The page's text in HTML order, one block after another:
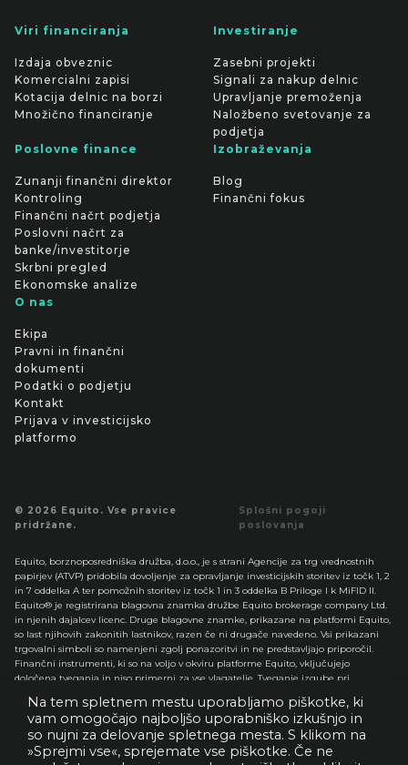
Viri financiranja
Izdaja obveznic
Komercialni zapisi
Kotacija delnic na borzi
Množično financiranje
Investiranje
Zasebni projekti
Signali za nakup delnic
Upravljanje premoženja
Naložbeno svetovanje za
podjetja
Poslovne finance
Zunanji finančni direktor
Kontroling
Finančni načrt podjetja
Poslovni načrt za
banke/investitorje
Skrbni pregled
Ekonomske analize
Izobraževanja
Blog
Finančni fokus
O nas
Ekipa
Pravni in finančni
dokumenti
Podatki o podjetju
Kontakt
Prijava v investicijsko
platformo
© 2026 Equito. Vse pravice
pridržane.
Splošni pogoji
poslovanja
Equito, borznoposredniška družba, d.o.o., je s strani Agencije za trg vrednostnih
papirjev (ATVP) pridobila dovoljenje za opravljanje investicijskih storitev iz točk 1, 2
in 7 oddelka A ter pomožnih storitev iz točk 1 in 3 oddelka B Priloge I k MiFID II.
Equito® je registrirana blagovna znamka družbe Equito brokerage company Ltd.
in njenih dajalcev licenc. Druge blagovne znamke, prikazane na platformi Equito,
so last njihovih zakonitih lastnikov, razen če ni drugače navedeno. Vsi prikazani
trgovalni simboli so namenjeni zgolj ponazoritvi in ne predstavljajo priporočil.
Finančni instrumenti, ki so na voljo v okviru platforme Equito, vključujejo
določena tveganja in niso primerni za vse vlagatelje. Tveganje izgube pri
tujimi delnicami, mezzanin instrumenti in drugimi finančnimi instrumenti je
lahko precejšnje.
Pred trgovanjem in/ali vlaganjem v katere koli finančne instrumente, ki so na voljo
v okviru platforme Equito, morajo stranke prebrati in razumeti ustrezna razkritja
Na tem spletnem mestu uporabljamo piškotke, ki
vam omogočajo najboljšo uporabniško izkušnjo in
so nujni za delovanje spletnega mesta. S klikom na
»Sprejmi vse«, sprejemate vse piškotke. Če ne